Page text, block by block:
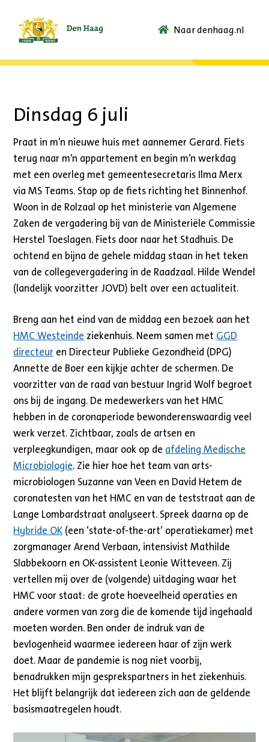
Ga
de
Naar denhaag.nl
Dinsdag 6 juli
Praat in m’n nieuwe huis met aannemer Gerard. Fiets
terug naar m’n appartement en begin m’n werkdag
met een overleg met gemeentesecretaris Ilma Merx
via MS Teams. Stap op de fiets richting het Binnenhof.
Woon in de Rolzaal op het ministerie van Algemene
Zaken de vergadering bij van de Ministeriële Commissie
Herstel Toeslagen. Fiets door naar het Stadhuis. De
ochtend en bijna de gehele middag staan in het teken
van de collegevergadering in de Raadzaal. Hilde Wendel
(landelijk voorzitter JOVD) belt over een actualiteit.
Breng aan het eind van de middag een bezoek aan het
HMC Westeinde ziekenhuis. Neem samen met GGD
directeur en Directeur Publieke Gezondheid (DPG)
Annette de Boer een kijkje achter de schermen. De
voorzitter van de raad van bestuur Ingrid Wolf begroet
ons bij de ingang. De medewerkers van het HMC
hebben in de coronaperiode bewonderenswaardig veel
werk verzet. Zichtbaar, zoals de artsen en
verpleegkundigen, maar ook op de afdeling Medische
Microbiologie. Zie hier hoe het team van arts-
microbiologen Suzanne van Veen en David Hetem de
coronatesten van het HMC en van de teststraat aan de
Lange Lombardstraat analyseert. Spreek daarna op de
Hybride OK (een ‘state-of-the-art’ operatiekamer) met
zorgmanager Arend Verbaan, intensivist Mathilde
Slabbekoorn en OK-assistent Leonie Witteveen. Zij
vertellen mij over de (volgende) uitdaging waar het
HMC voor staat: de grote hoeveelheid operaties en
andere vormen van zorg die de komende tijd ingehaald
moeten worden. Ben onder de indruk van de
bevlogenheid waarmee iedereen haar of zijn werk
doet. Maar de pandemie is nog niet voorbij,
benadrukken mijn gesprekspartners in het ziekenhuis.
Het blijft belangrijk dat iedereen zich aan de geldende
basismaatregelen houdt.